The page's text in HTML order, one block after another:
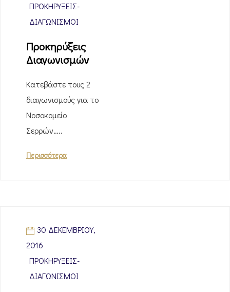
ΠΡΟΚΗΡΎΞΕΙΣ-
ΔΙΑΓΩΝΙΣΜΟΊ
Προκηρύξεις
Διαγωνισμών
Κατεβάστε τους 2
διαγωνισμούς για το
Νοσοκομείο
Σερρών…..
Περισσότερα
30 ΔΕΚΕΜΒΡΊΟΥ,
2016
ΠΡΟΚΗΡΎΞΕΙΣ-
ΔΙΑΓΩΝΙΣΜΟΊ